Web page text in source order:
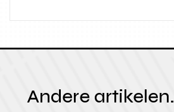
Andere artikelen.